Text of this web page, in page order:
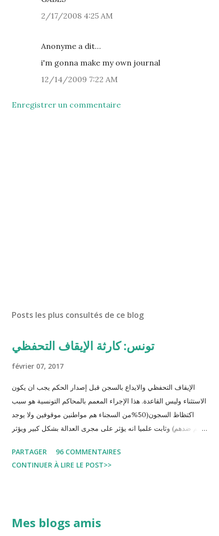
2/17/2008 4:25 AM
Anonyme a dit…
i'm gonna make my own journal
12/14/2009 7:22 AM
Enregistrer un commentaire
Posts les plus consultés de ce blog
تونس: كارثة الإيقاف التحفظي
février 07, 2017
الإيقاف التحفظي والايداع بالسجن قبل إصدار الحكم يجب ان يكون
الاستثناء وليس القاعدة. هذا الإجراء المعمم بالمحاكم التونسية هو سبب
اكتظاظ السجون(50%من السجناء هم مواطنين موقوفين ولا يوجد
حكم ضدهم) وثابت علميا انه يؤثر على مجرى العدالة بشكل كبير ويؤثر
التي قضاها تحفظيا . هذه الممارسات تسبب كوارث اجتماعية واقتصادية
و تجعل المواطن يحقد على المنظومة القضائية و يحس بالظلم و القهر
regard des Lignes directrices Luanda"
PARTAGER
96 COMMENTAIRES
CONTINUER À LIRE LE POST>>
Mes blogs amis